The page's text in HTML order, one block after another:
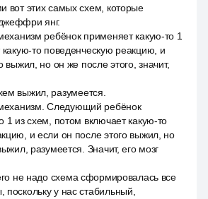
вот этих самых схем, которые
янг.
ребёнок применяет какую-то 1
какую-то поведенческую реакцию, и
выжил, но он же после этого, значит,
выжил, разумеется.
Следующий ребёнок
1 из схем, потом включает какую-то
и если он после этого выжил, но
разумеется. Значит, его мозг
не надо схема сформировалась все
у нас стабильный,